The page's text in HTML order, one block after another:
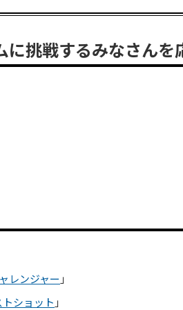
挑戦するみなさんを
レンジャー 」
トショット 」